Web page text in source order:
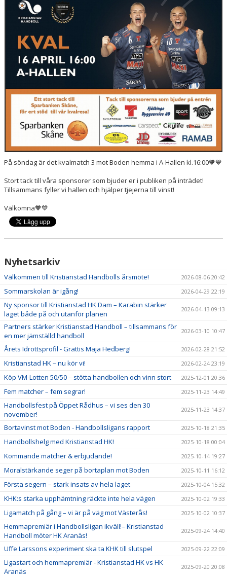
HANDBOLLSSKOLA
FÖRENINGEN
OM OSS
KONTAKT
På söndag är det kvalmatch 3 mot Boden hemma i A-Hallen kl.16:00🧡💙
Stort tack till våra sponsorer som bjuder er i publiken på inträdet!
Tillsammans fyller vi hallen och hjälper tjejerna till vinst!
Välkomna🧡💙
Nyhetsarkiv
Välkommen till Kristianstad Handbolls årsmöte! 2026-08-06 20:42
Sommarskolan är igång! 2026-04-29 22:19
Ny sponsor till Kristianstad HK Dam – Karabin stärker
laget både på och utanför planen
2026-04-13 09:13
Partners stärker Kristianstad Handboll – tillsammans för
en mer jämställd handboll
2026-03-10 10:47
Årets Idrottsprofil - Grattis Maja Hedberg! 2026-02-28 21:52
Kristianstad HK – nu kör vi! 2026-02-24 23:19
Köp VM-Lotten 50/50 – stötta handbollen och vinn stort 2025-12-01 20:36
Fem matcher – fem segrar! 2025-11-23 14:49
Handbollsfest på Öppet Rådhus – vi ses den 30
november!
2025-11-23 14:37
Bortavinst mot Boden - Handbollsligans rapport 2025-10-18 21:35
Handbollshelg med Kristianstad HK! 2025-10-18 00:04
Kommande matcher & erbjudande! 2025-10-14 19:27
Moralstärkande seger på bortaplan mot Boden 2025-10-11 16:12
Första segern – stark insats av hela laget 2025-10-04 15:32
KHK:s starka upphämtning räckte inte hela vägen 2025-10-02 19:33
Ligamatch på gång – vi är på väg mot Västerås! 2025-10-02 10:37
Hemmapremiär i Handbollsligan ikväll!– Kristianstad
Handboll möter HK Aranäs!
2025-09-24 14:40
Uffe Larssons experiment ska ta KHK till slutspel 2025-09-22 22:09
Ligastart och hemmapremiär - Kristianstad HK vs HK
Aranäs
2025-09-20 20:08